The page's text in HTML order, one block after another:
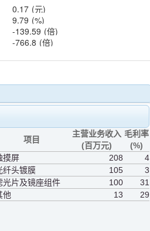
0.17 (元)
9.79 (%)
-139.59 (倍)
-766.8 (倍)
项目
主营业务收入
(百万元)
毛利率
(%)
摸屏 208
4
纤头镀膜 105
3
光片及镜座组件 100
31
他 13 29